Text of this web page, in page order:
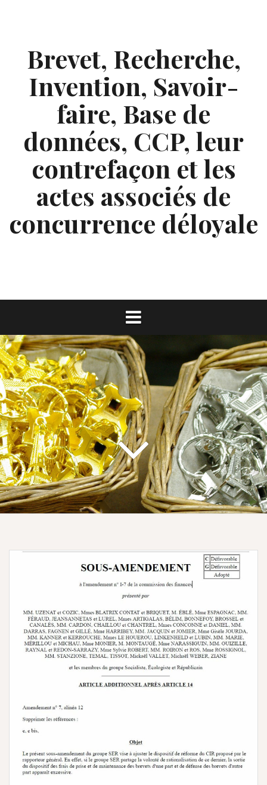
Brevet, Recherche,
Invention, Savoir-
faire, Base de
données, CCP, leur
contrefaçon et les
actes associés de
concurrence déloyale